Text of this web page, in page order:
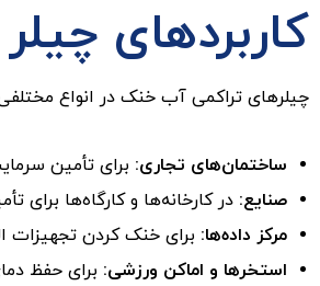
کاربردهای
چیلرهای تراکمی آب خنک در انواع مختلفی
ساختمان‌های تجاری: برای تأمین
صنایع: در کارخانه‌ها و کارگاه‌ها
مرکز داده‌ها: برای خنک کردن تجهیزات
استخرها و اماکن ورزشی: برای حفظ